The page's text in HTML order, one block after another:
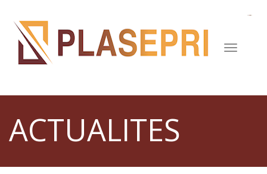
contenu
principal
ACTUALITES